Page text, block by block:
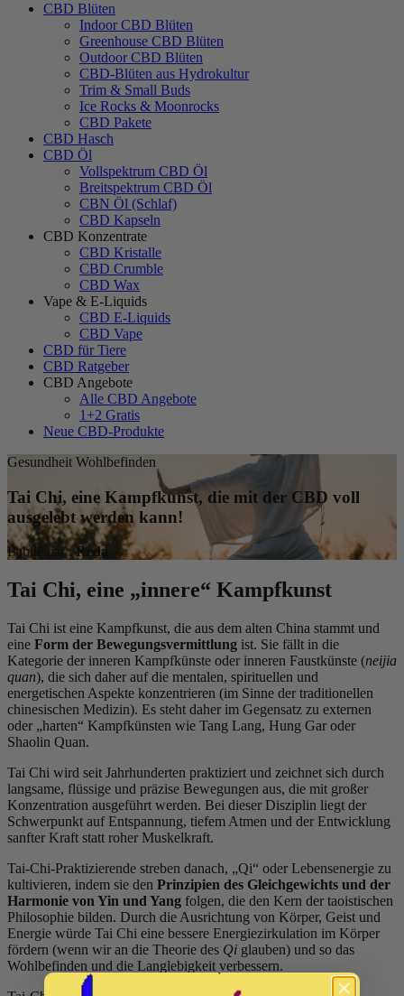
CBD Blüten
Indoor CBD Blüten
Greenhouse CBD Blüten
Outdoor CBD Blüten
CBD-Blüten aus Hydrokultur
Trim & Small Buds
Ice Rocks & Moonrocks
CBD Pakete
CBD Hasch
CBD Öl
Vollspektrum CBD Öl
Breitspektrum CBD Öl
CBN Öl (Schlaf)
CBD Kapseln
CBD Konzentrate
CBD Kristalle
CBD Crumble
CBD Wax
Vape & E-Liquids
CBD E-Liquids
CBD Vape
CBD für Tiere
CBD Ratgeber
CBD Angebote
Alle CBD Angebote
1+2 Gratis
Neue CBD-Produkte
Gesundheit Wohlbefinden
Tai Chi, eine Kampfkunst, die mit der CBD voll
ausgelebt werden kann!
Publié par :Reda
Tai Chi, eine „innere“ Kampfkunst
Tai Chi ist eine Kampfkunst, die aus dem alten China stammt und
eine Form der Bewegungsvermittlung ist. Sie fällt in die
Kategorie der inneren Kampfkünste oder inneren Faustkünste (neijia
quan), die sich daher auf die mentalen, spirituellen und
energetischen Aspekte konzentrieren (im Sinne der traditionellen
chinesischen Medizin). Es steht daher im Gegensatz zu externen
oder „harten“ Kampfkünsten wie Tang Lang, Hung Gar oder
Shaolin Quan.
Tai Chi wird seit Jahrhunderten praktiziert und zeichnet sich durch
langsame, flüssige und präzise Bewegungen aus, die mit großer
Konzentration ausgeführt werden. Bei dieser Disziplin liegt der
Schwerpunkt auf Entspannung, tiefem Atmen und der Entwicklung
sanfter Kraft statt roher Muskelkraft.
Tai-Chi-Praktizierende streben danach, „Qi“ oder Lebensenergie zu
kultivieren, indem sie den Prinzipien des Gleichgewichts und der
Harmonie von Yin und Yang folgen, die den Kern der taoistischen
Philosophie bilden. Durch die Ausrichtung von Körper, Geist und
Energie würde Tai Chi eine bessere Energiezirkulation im Körper
fördern (wenn wir an die Theorie des Qi glauben) und so das
Wohlbefinden und die Langlebigkeit verbessern.